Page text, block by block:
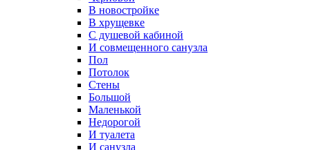
В новостройке
В хрущевке
С душевой кабиной
И совмещенного санузла
Пол
Потолок
Стены
Большой
Маленькой
Недорогой
И туалета
И санузла